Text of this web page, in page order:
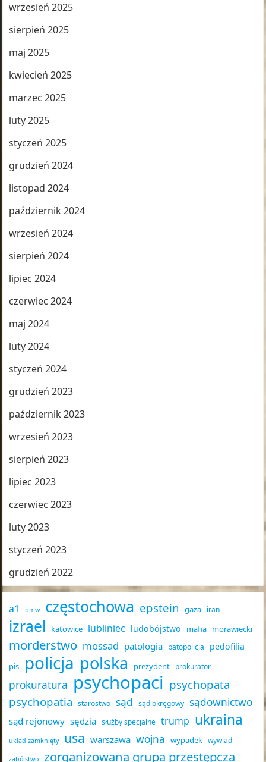
wrzesień 2025
sierpień 2025
maj 2025
kwiecień 2025
marzec 2025
luty 2025
styczeń 2025
grudzień 2024
listopad 2024
październik 2024
wrzesień 2024
sierpień 2024
lipiec 2024
czerwiec 2024
maj 2024
luty 2024
styczeń 2024
grudzień 2023
październik 2023
wrzesień 2023
sierpień 2023
lipiec 2023
czerwiec 2023
luty 2023
styczeń 2023
grudzień 2022
a1 bmw częstochowa epstein gaza iran
izrael katowice lubliniec ludobójstwo mafia morawiecki
morderstwo mossad patologia patopolicja pedofilia
pis policja polska prezydent prokurator
prokuratura psychopaci psychopata
psychopatia
starostwo sąd sąd okręgowy sądownictwo
sąd rejonowy sędzia służby specjalne trump ukraina
układ zamknięty usa warszawa wojna wypadek wywiad
zabójstwo zorganizowana grupa przestępcza